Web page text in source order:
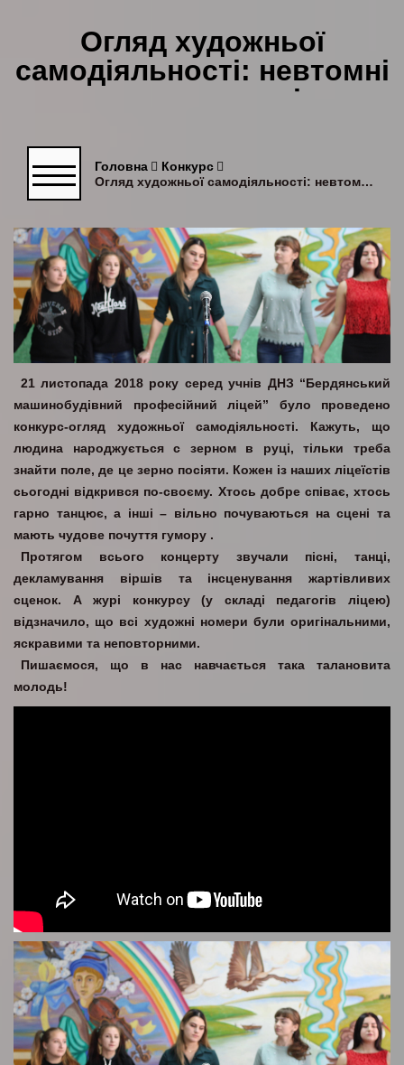
Огляд художньої
самодіяльності: невтомні
та талановиті
Головна
Конкурс
Огляд художньої самодіяльності: невтомні та талановиті
21 листопада 2018 року серед учнів ДНЗ “Бердянський
машинобудівний професійний ліцей” було проведено
конкурс-огляд художньої самодіяльності. Кажуть, що
людина народжується с зерном в руці, тільки треба
знайти поле, де це зерно посіяти. Кожен із наших ліцеїстів
сьогодні відкрився по-своєму. Хтось добре співає, хтось
гарно танцює, а інші – вільно почуваються на сцені та
мають чудове почуття гумору .
Протягом всього концерту звучали пісні, танці,
декламування віршів та інсценування жартівливих
сценок. А журі конкурсу (у складі педагогів ліцею)
відзначило, що всі художні номери були оригінальними,
яскравими та неповторними.
Пишаємося, що в нас навчається така талановита
молодь!